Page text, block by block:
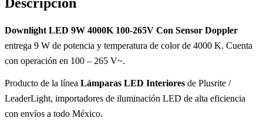
Downlight LED 9W 4000K 100-265V Con Sensor Doppler
entrega 9 W de potencia y temperatura de color de 4000 K. Cuenta
con operación en 100 – 265 V~.
Producto de la línea Lámparas LED Interiores de Plusrite /
LeaderLight, importadores de iluminación LED de alta eficiencia
con envíos a todo México.